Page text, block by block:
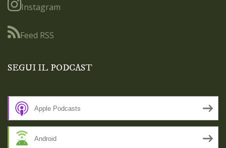
Instagram
Feed RSS
SEGUI IL PODCAST
Apple Podcasts
Android